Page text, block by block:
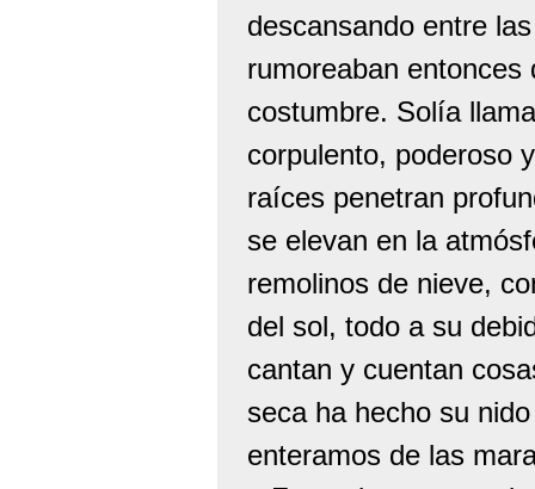
descansando entre
rumoreaban
costumbre. Solía
corpulento, poderoso
raíces penetran
se elevan en la
remolinos de nieve,
del sol, todo a su
cantan y cuentan
seca ha hecho su
enteramos de las